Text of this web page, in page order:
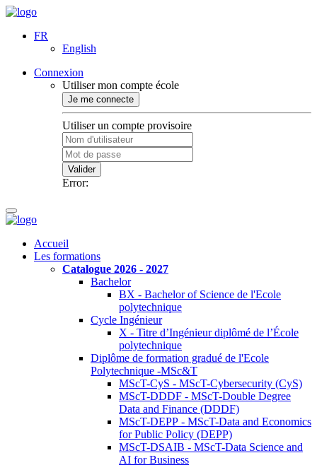
FR
English
Connexion
Utiliser mon compte école
Je me connecte
Utiliser un compte provisoire
Valider
Error:
Accueil
Les formations
Catalogue 2026 - 2027
Bachelor
BX - Bachelor of Science de l'Ecole
polytechnique
Cycle Ingénieur
X - Titre d’Ingénieur diplômé de l’École
polytechnique
Diplôme de formation gradué de l'Ecole
Polytechnique -MSc&T
MScT-CyS - MScT-Cybersecurity (CyS)
MScT-DDDF - MScT-Double Degree
Data and Finance (DDDF)
MScT-DEPP - MScT-Data and Economics
for Public Policy (DEPP)
MScT-DSAIB - MScT-Data Science and
AI for Business